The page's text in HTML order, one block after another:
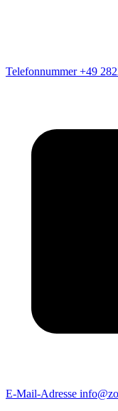
Telefonnummer +49
E-Mail-Adresse